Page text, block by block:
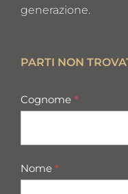
generazione.
PARTI NON
missing
Cognome *
Nome *